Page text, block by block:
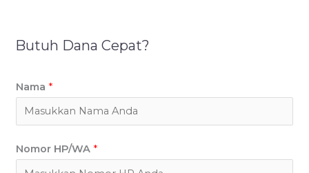
Butuh Dana Cepat?
Nama *
Nomor HP/WA *